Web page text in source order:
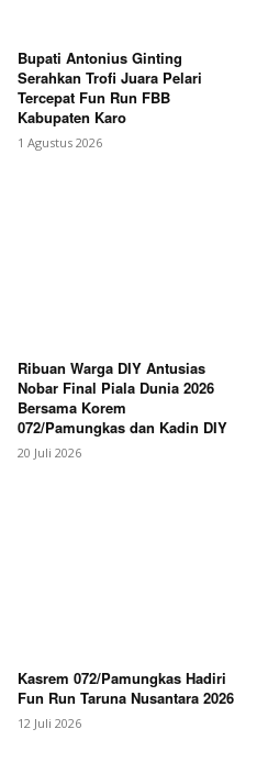
Bupati Antonius Ginting
Serahkan Trofi Juara Pelari
Tercepat Fun Run FBB
Kabupaten Karo
1 Agustus 2026
Ribuan Warga DIY Antusias
Nobar Final Piala Dunia 2026
Bersama Korem
072/Pamungkas dan Kadin DIY
20 Juli 2026
Kasrem 072/Pamungkas Hadiri
Fun Run Taruna Nusantara 2026
12 Juli 2026